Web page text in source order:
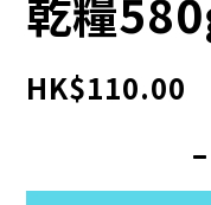
乾糧
HK$110.00